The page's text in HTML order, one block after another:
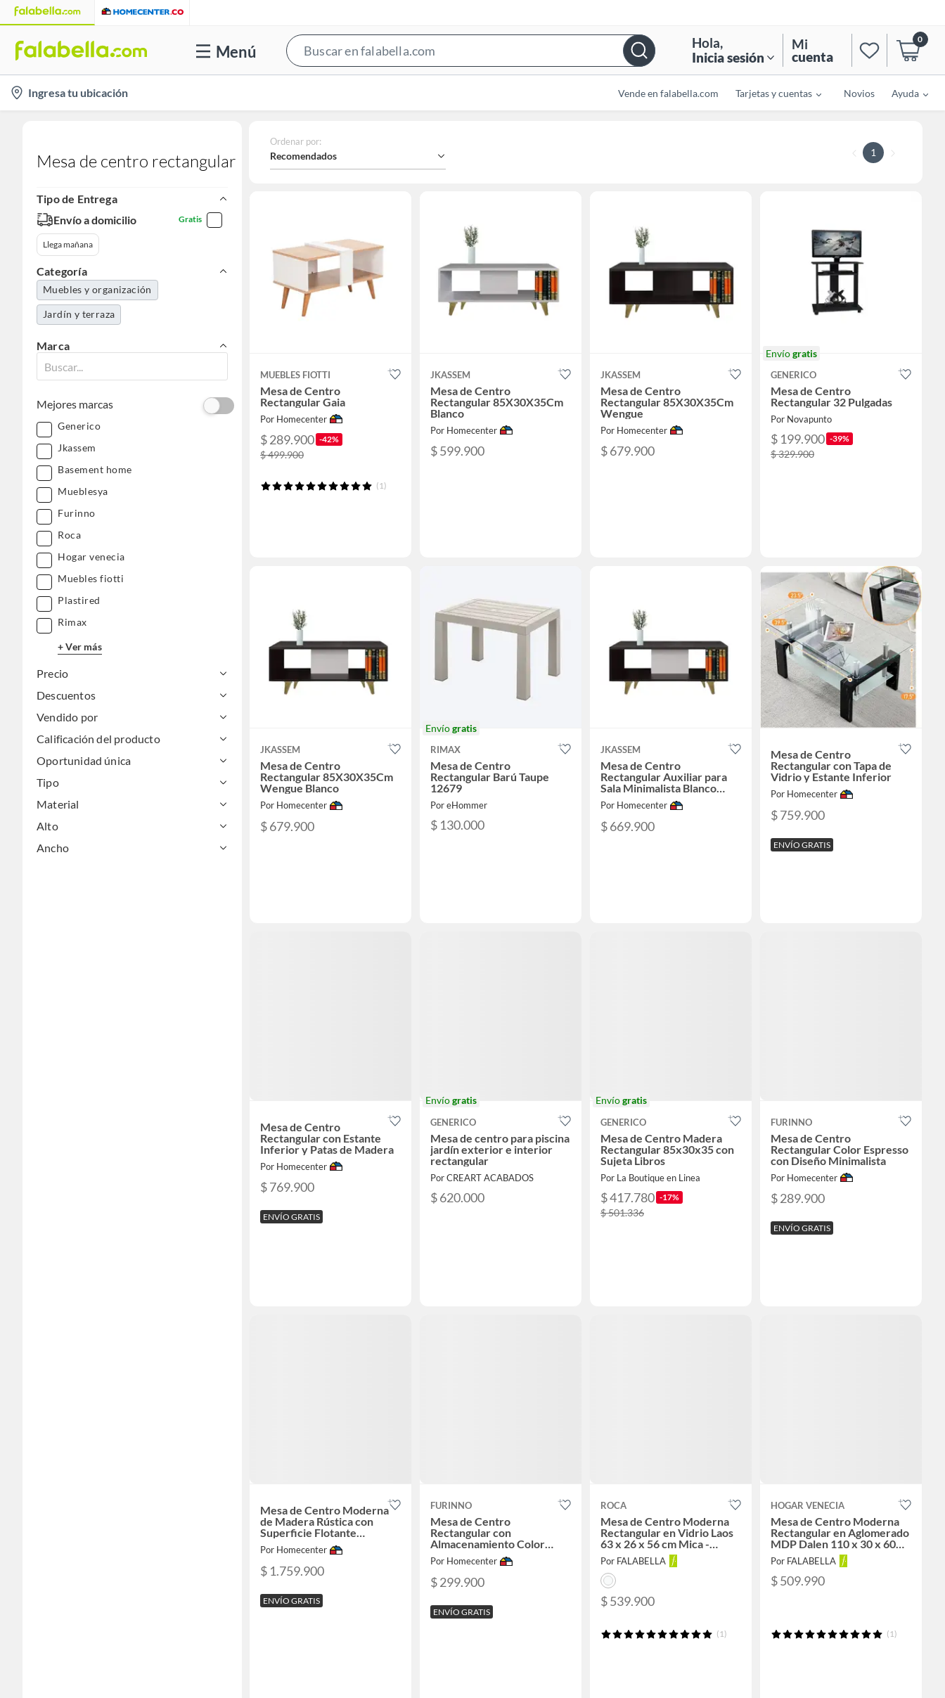
Menú
Bar
Hola,
Inicia sesión
Mi
cuenta
0
location-
icon
Ingresa tu ubicación Vende en falabella.com Tarjetas y cuentas Novios Ayuda
Mesa de centro rectangular
Tipo de Entrega
Envío a domicilio
Gratis
Llega mañana
Categoría
Muebles y organización
Jardín y terraza
Marca
Mejores marcas
Generico
Jkassem
Basement home
Mueblesya
Furinno
Roca
Hogar venecia
Muebles fiotti
Plastired
Rimax
+ Ver más
Precio
Descuentos
Vendido por
Calificación del producto
Oportunidad única
Tipo
Material
Alto
Ancho
Ordenar por:
Recomendados 1
MUEBLES FIOTTI
Mesa de Centro
Rectangular Gaia
Por Homecenter
$ 289.900 -42%
$ 499.900
(1)
JKASSEM
Mesa de Centro
Rectangular 85X30X35Cm
Blanco
Por Homecenter
$ 599.900
JKASSEM
Mesa de Centro
Rectangular 85X30X35Cm
Wengue
Por Homecenter
$ 679.900
Envíogratis
GENERICO
Mesa de Centro
Rectangular 32 Pulgadas
Por Novapunto
$ 199.900 -39%
$ 329.900
JKASSEM
Mesa de Centro
Rectangular 85X30X35Cm
Wengue Blanco
Por Homecenter
$ 679.900
Envíogratis
RIMAX
Mesa de Centro
Rectangular Barú Taupe
12679
Por eHommer
$ 130.000
JKASSEM
Mesa de Centro
Rectangular Auxiliar para
Sala Minimalista Blanco
Wengue
Por Homecenter
$ 669.900
Mesa de Centro
Rectangular con Tapa de
Vidrio y Estante Inferior
Por Homecenter
$ 759.900
ENVÍO GRATIS
Mesa de Centro
Rectangular con Estante
Inferior y Patas de Madera
Por Homecenter
$ 769.900
ENVÍO GRATIS
Envíogratis
GENERICO
Mesa de centro para piscina
jardín exterior e interior
rectangular
Por CREART ACABADOS
$ 620.000
Envíogratis
GENERICO
Mesa de Centro Madera
Rectangular 85x30x35 con
Sujeta Libros
Por La Boutique en Linea
$ 417.780 -17%
$ 501.336
FURINNO
Mesa de Centro
Rectangular Color Espresso
con Diseño Minimalista
Por Homecenter
$ 289.900
ENVÍO GRATIS
Mesa de Centro Moderna
de Madera Rústica con
Superficie Flotante
Rectangular
Por Homecenter
$ 1.759.900
ENVÍO GRATIS
FURINNO
Mesa de Centro
Rectangular con
Almacenamiento Color
Espresso Marrón
Por Homecenter
$ 299.900
ENVÍO GRATIS
ROCA
Mesa de Centro Moderna
Rectangular en Vidrio Laos
63 x 26 x 56 cm Mica -
Mueble
Por FALABELLA
$ 539.900
(1)
HOGAR VENECIA
Mesa de Centro Moderna
Rectangular en Aglomerado
MDP Dalen 110 x 30 x 60
cm Venecia - Mueble
Por FALABELLA
$ 509.990
(1)